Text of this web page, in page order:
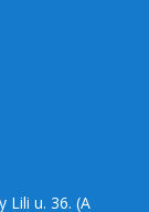
Lili u. 36. (A